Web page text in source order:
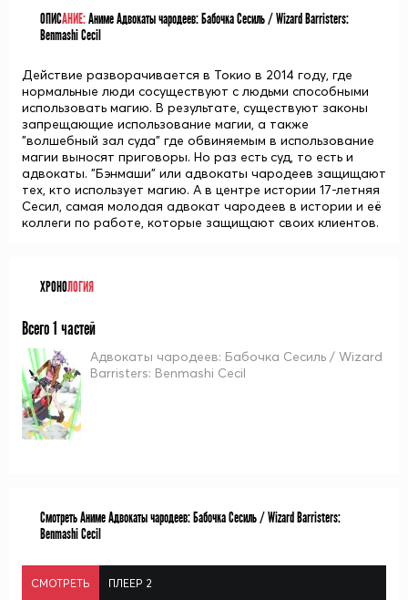
ОПИСАНИЕ:Аниме Адвокаты чародеев: Бабочка Сесиль / Wizard Barristers:
Benmashi Cecil
Действие разворачивается в Токио в 2014 году, где
нормальные люди сосуществуют с людьми способными
использовать магию. В результате, существуют законы
запрещающие использование магии, а также
"волшебный зал суда" где обвиняемым в использование
магии выносят приговоры. Но раз есть суд, то есть и
адвокаты. "Бэнмаши" или адвокаты чародеев защищают
тех, кто использует магию. А в центре истории 17-летняя
Сесил, самая молодая адвокат чародеев в истории и её
коллеги по работе, которые защищают своих клиентов.
ХРОНОЛОГИЯ
Всего 1 частей
Адвокаты чародеев: Бабочка Сесиль / Wizard
Barristers: Benmashi Cecil
Смотреть Аниме Адвокаты чародеев: Бабочка Сесиль / Wizard Barristers:
Benmashi Cecil
СМОТРЕТЬ ПЛЕЕР 2